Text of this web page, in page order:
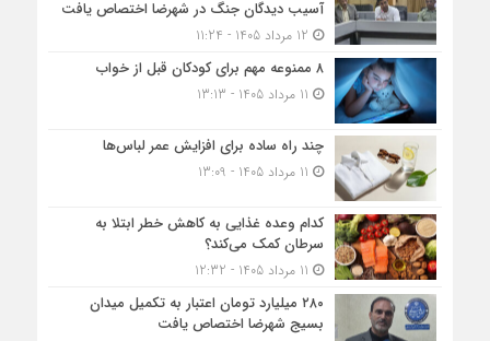
آسیب دیدگان جنگ در شهرضا اختصاص یافت
۸ ممنوعه مهم برای کودکان قبل از خواب
چند راه ساده برای افزایش عمر لباس‌ها
کدام وعده غذایی به کاهش خطر ابتلا به
سرطان کمک می‌کند؟
۲۸۰ میلیارد تومان اعتبار به تکمیل میدان
بسیج شهرضا اختصاص یافت